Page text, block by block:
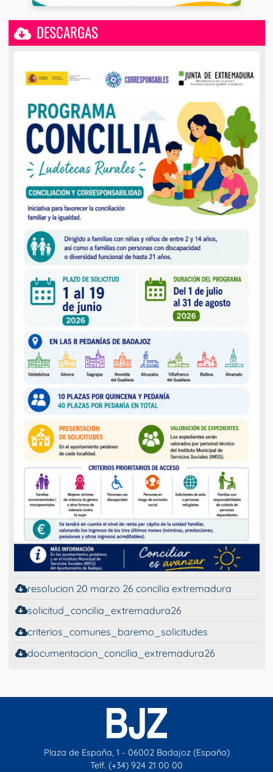
DESCARGAS
resolucion 20 marzo 26 concilia extremadura
solicitud_concilia_extremadura26
criterios_comunes_baremo_solicitudes
documentacion_concilia_extremadura26
Plaza de España, 1 - 06002 Badajoz (España)
Telf. (+34) 924 21 00 00